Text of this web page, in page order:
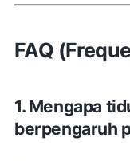
FAQ
1. Mengapa
berpengaruh